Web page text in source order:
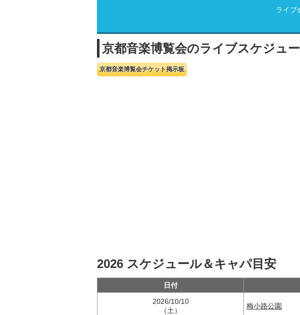
ライブ
京都音楽博覧会のライブスケジュ
京都音楽博覧会チケット掲示板
2026 スケジュール＆キャパ目安
日付
2026/10/10
（土）
梅小路公園